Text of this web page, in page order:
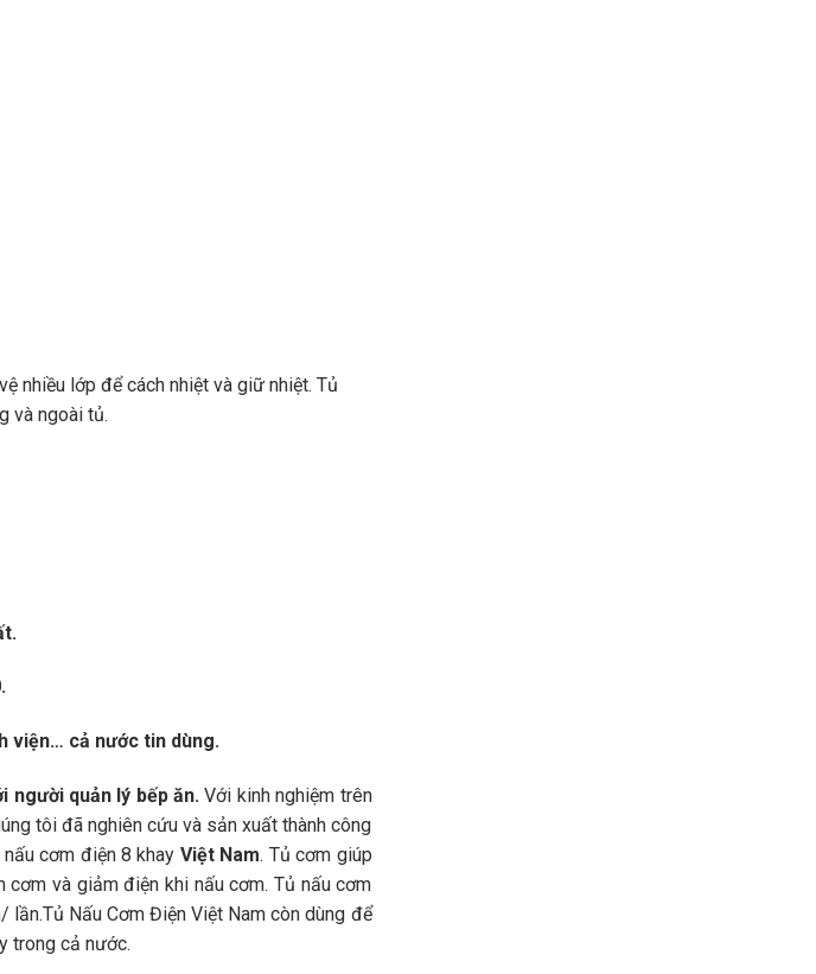
nhiều lớp để cách nhiệt và giữ nhiệt. Tủ
và ngoài tủ.
viện… cả nước tin dùng.
người quản lý bếp ăn.Với kinh nghiệm trên
tôi đã nghiên cứu và sản xuất thành công
cơm điện 8 khay Việt Nam. Tủ cơm giúp
và giảm điện khi nấu cơm. Tủ nấu cơm
Nấu Cơm Điện Việt Nam còn dùng để
trong cả nước.